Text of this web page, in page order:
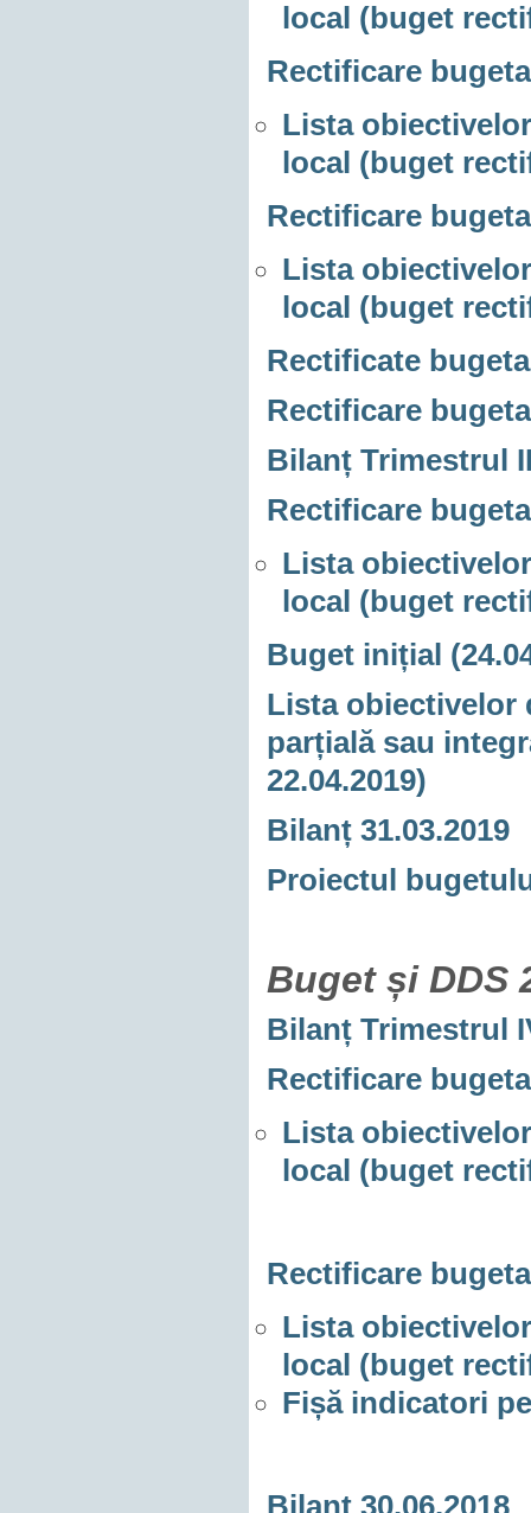
local (buget
Rectificare
Lista
local (buget
Rectificare
Lista
local (buget
Rectificate
Rectificare
Bilanț Trimestrul
Rectificare
Lista
local (buget
Buget inițial
Lista obiectivelor
parțială sau
22.04.2019)
Bilanț 31.03.2019
Proiectul
Buget și DDS
Bilanț Trimestrul
Rectificare
Lista
local (buget
Rectificare
Lista
local (buget
Fișă indicatori
Bilanț 30.06.2018